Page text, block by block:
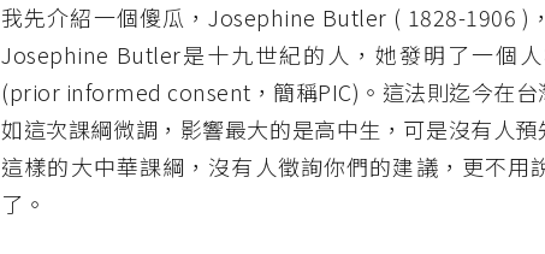
我先介紹一個傻瓜，Josephine Butler ( 1828-1906 )
Josephine Butler是十九世紀的人，她發明了一個
(prior informed consent，簡稱PIC)。這法則迄今在台
如這次課綱微調，影響最大的是高中生，可是沒有人
這樣的大中華課綱，沒有人徵詢你們的建議，更不用
了。